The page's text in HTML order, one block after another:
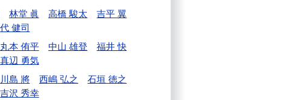
林堂 眞 高橋 駿太
吉平 翼
代 健司
丸本 侑平 中山 雄登
福井 快
真辺 勇気
川島 將 西嶋 弘之
石垣 徳之
吉沢 秀幸